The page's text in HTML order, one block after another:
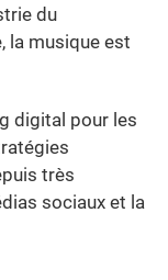
du
la musique est
digital pour les
très
sociaux et la